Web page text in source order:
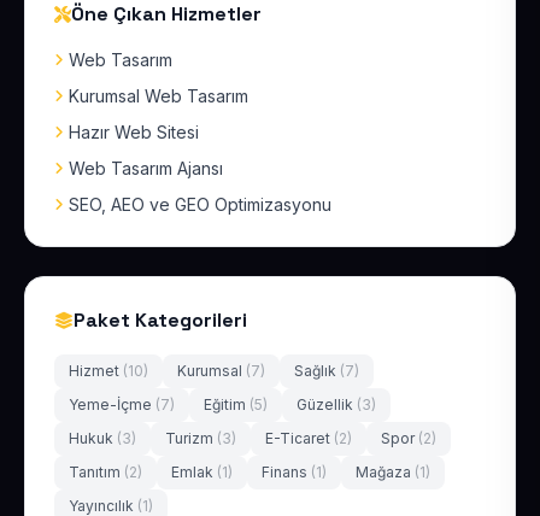
Öne Çıkan Hizmetler
Web Tasarım
Kurumsal Web Tasarım
Hazır Web Sitesi
Web Tasarım Ajansı
SEO, AEO ve GEO Optimizasyonu
Paket Kategorileri
Hizmet (10) Kurumsal (7) Sağlık (7)
Yeme-İçme (7) Eğitim (5) Güzellik (3)
Hukuk (3) Turizm (3) E-Ticaret (2) Spor (2)
Tanıtım (2) Emlak (1) Finans (1) Mağaza (1)
Yayıncılık (1)